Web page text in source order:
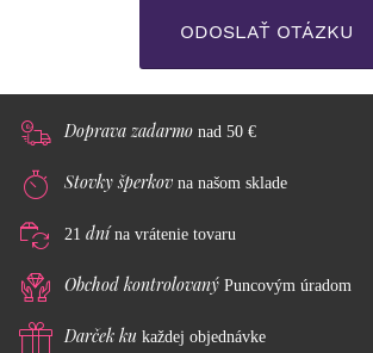
Doprava zadarmo nad 50 €
Stovky šperkov na našom sklade
21 dní na vrátenie tovaru
Obchod kontrolovaný Puncovým úradom
Darček ku každej objednávke